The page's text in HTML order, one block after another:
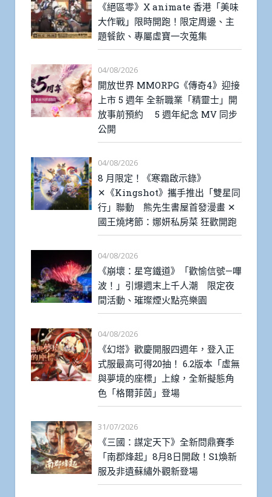
《絕區零》X animate 香港「美味
大作戰」限時開跑！限定周邊、主
題餐飲、專屬虛寶一次蒐集
04/08/2026
開放世界 MMORPG《傳奇4》迎接
上市 5 週年 全新職業「精靈士」開
放事前預約 5 週年紀念 MV 同步
公開
04/08/2026
8 月限定！《寒霜啟示錄》
✕《Kingshot》攜手推出「雙星同
行」聯動 熊先生書屋首發漫畫 ✕
國王燒烤節：娜妍私房菜 狂歡開跑
04/08/2026
《崩壞：星穹鐵道》「歡愉信號—嗶
波！」引爆週末上千人潮 限定夜
間活動、璀璨煙火點亮樂園
04/08/2026
《幻塔》歡慶開服四週年，登入正
式服最高可得20抽！ 6.2版本「虛無
與夢境的座標」上線，全新擬態角
色「格爾菲茵」登場
31/07/2026
《三國：謀定天下》全新問鼎賽季
「南郡烽起」8月8日開啟！S1煥新
服及非遺蘇繡外觀新登場